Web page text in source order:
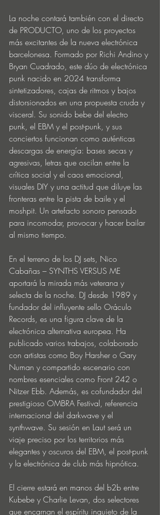
La noche contará también con el directo
de PRODUCTO, uno de los proyectos
más excitantes de la nueva electrónica
barcelonesa. Formado por Richi Andino y
Bryan Cuadrado, este dúo de electrónica
punk nacido en 2024 transforma
sintetizadores, cajas de ritmos y bajos
distorsionados en una propuesta cruda y
visceral. Su sonido bebe del electro
punk, el EBM y el post-punk, y sus
conciertos funcionan como auténticas
descargas de energía: bases secas y
agresivas, letras que oscilan entre la
crítica social y el caos emocional,
visuales DIY y una actitud que diluye las
fronteras entre la pista de baile y el
moshpit. Un artefacto sonoro pensado
para incomodar, provocar y hacer bailar
al mismo tiempo.
En el terreno de los DJ sets, Nico
Cabañas – SYNTHS VERSUS ME
aportará la mirada más veterana y
selecta de la noche. DJ desde 1989 y
fundador del influyente sello Oráculo
Records, es una figura clave de la
electrónica alternativa europea. Ha
publicado varios trabajos, colaborado
con artistas como Boy Harsher o Gary
Numan y compartido escenario con
nombres esenciales como Front 242 o
Nitzer Ebb. Además, es cofundador del
prestigioso OMBRA Festival, referencia
internacional del darkwave y el
synthwave. Su sesión en Laut será un
viaje preciso por los territorios más
elegantes y oscuros del EBM, el post-punk
y la electrónica de club más hipnótica.
El cierre estará en manos del b2b entre
Kubebe y Charlie Levan, dos selectores
que encarnan el espíritu inquieto de la